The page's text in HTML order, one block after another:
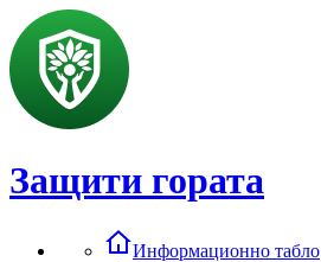
Защити гората
Информационно табло